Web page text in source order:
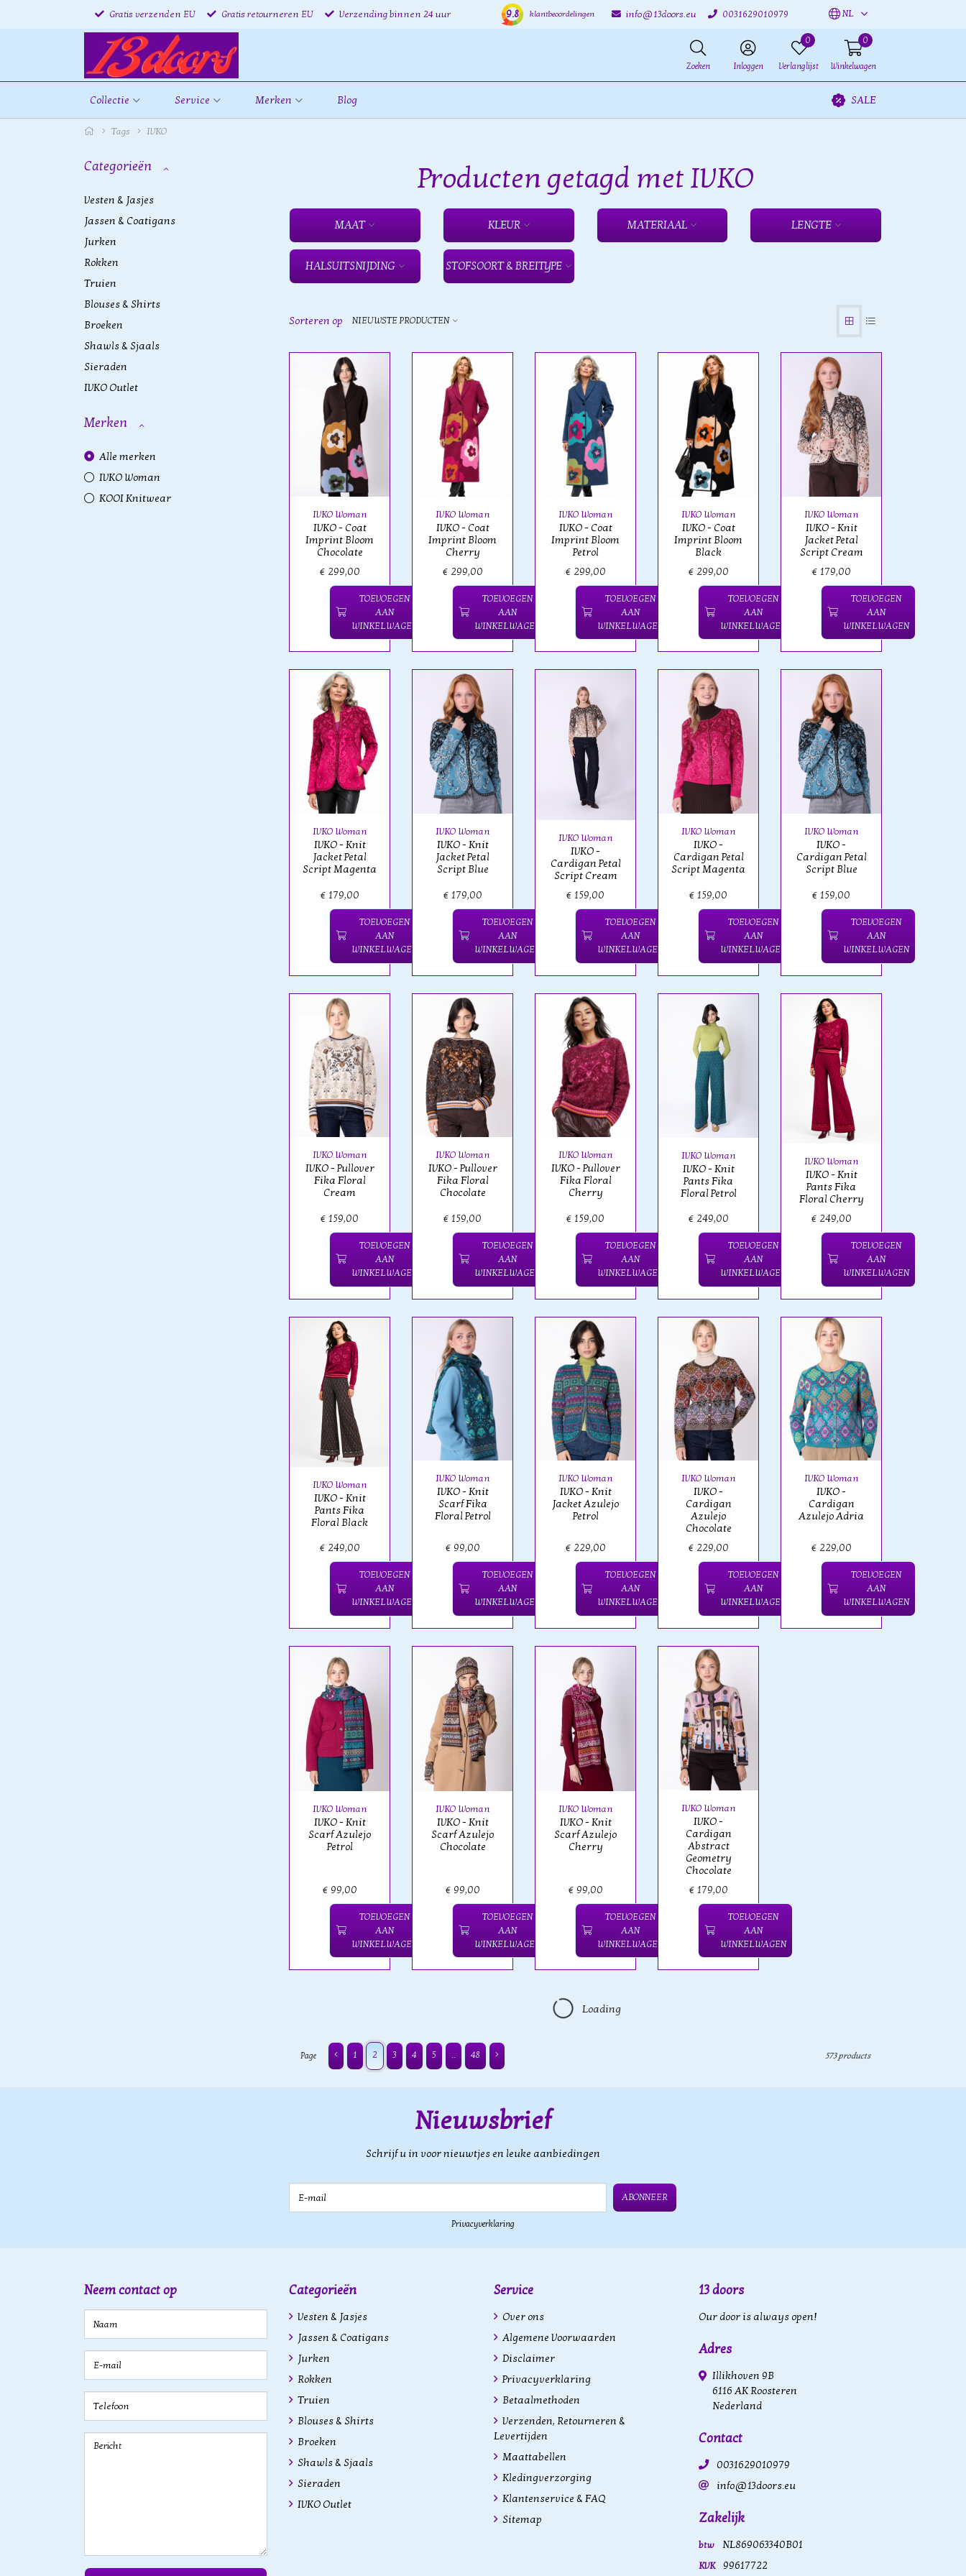
Gratis verzenden EU Gratis retourneren EU Verzending binnen 24 uur 9.8 klantbeoordelingen info@13doors.eu 0031629010979 NL
Zoeken Inloggen
0
Verlanglijst
0
Winkelwagen
Collectie Service Merken Blog SALE
Tags IVKO
Categorieën
Vesten & Jasjes
Jassen & Coatigans
Jurken
Rokken
Truien
Blouses & Shirts
Broeken
Shawls & Sjaals
Sieraden
IVKO Outlet
Merken
Alle merken
IVKO Woman
KOOI Knitwear
Producten getagd met IVKO
MAAT KLEUR MATERIAAL LENGTE
HALSUITSNIJDING STOFSOORT & BREITYPE
Sorteren op NIEUWSTE PRODUCTEN
IVKO Woman
IVKO - Coat
Imprint Bloom
Chocolate
€ 299,00
TOEVOEGEN
AAN
WINKELWAGEN
IVKO Woman
IVKO - Coat
Imprint Bloom
Cherry
€ 299,00
TOEVOEGEN
AAN
WINKELWAGEN
IVKO Woman
IVKO - Coat
Imprint Bloom
Petrol
€ 299,00
TOEVOEGEN
AAN
WINKELWAGEN
IVKO Woman
IVKO - Coat
Imprint Bloom
Black
€ 299,00
TOEVOEGEN
AAN
WINKELWAGEN
IVKO Woman
IVKO - Knit
Jacket Petal
Script Cream
€ 179,00
TOEVOEGEN
AAN
WINKELWAGEN
IVKO Woman
IVKO - Knit
Jacket Petal
Script Magenta
€ 179,00
TOEVOEGEN
AAN
WINKELWAGEN
IVKO Woman
IVKO - Knit
Jacket Petal
Script Blue
€ 179,00
TOEVOEGEN
AAN
WINKELWAGEN
IVKO Woman
IVKO -
Cardigan Petal
Script Cream
€ 159,00
TOEVOEGEN
AAN
WINKELWAGEN
IVKO Woman
IVKO -
Cardigan Petal
Script Magenta
€ 159,00
TOEVOEGEN
AAN
WINKELWAGEN
IVKO Woman
IVKO -
Cardigan Petal
Script Blue
€ 159,00
TOEVOEGEN
AAN
WINKELWAGEN
IVKO Woman
IVKO - Pullover
Fika Floral
Cream
€ 159,00
TOEVOEGEN
AAN
WINKELWAGEN
IVKO Woman
IVKO - Pullover
Fika Floral
Chocolate
€ 159,00
TOEVOEGEN
AAN
WINKELWAGEN
IVKO Woman
IVKO - Pullover
Fika Floral
Cherry
€ 159,00
TOEVOEGEN
AAN
WINKELWAGEN
IVKO Woman
IVKO - Knit
Pants Fika
Floral Petrol
€ 249,00
TOEVOEGEN
AAN
WINKELWAGEN
IVKO Woman
IVKO - Knit
Pants Fika
Floral Cherry
€ 249,00
TOEVOEGEN
AAN
WINKELWAGEN
IVKO Woman
IVKO - Knit
Pants Fika
Floral Black
€ 249,00
TOEVOEGEN
AAN
WINKELWAGEN
IVKO Woman
IVKO - Knit
Scarf Fika
Floral Petrol
€ 99,00
TOEVOEGEN
AAN
WINKELWAGEN
IVKO Woman
IVKO - Knit
Jacket Azulejo
Petrol
€ 229,00
TOEVOEGEN
AAN
WINKELWAGEN
IVKO Woman
IVKO -
Cardigan
Azulejo
Chocolate
€ 229,00
TOEVOEGEN
AAN
WINKELWAGEN
IVKO Woman
IVKO -
Cardigan
Azulejo Adria
€ 229,00
TOEVOEGEN
AAN
WINKELWAGEN
IVKO Woman
IVKO - Knit
Scarf Azulejo
Petrol
€ 99,00
TOEVOEGEN
AAN
WINKELWAGEN
IVKO Woman
IVKO - Knit
Scarf Azulejo
Chocolate
€ 99,00
TOEVOEGEN
AAN
WINKELWAGEN
IVKO Woman
IVKO - Knit
Scarf Azulejo
Cherry
€ 99,00
TOEVOEGEN
AAN
WINKELWAGEN
IVKO Woman
IVKO -
Cardigan
Abstract
Geometry
Chocolate
€ 179,00
TOEVOEGEN
AAN
WINKELWAGEN
Loading
Page 1 2 3 4 5 .. 48 573 products
Nieuwsbrief
Schrijf u in voor nieuwtjes en leuke aanbiedingen
E-mail
ABONNEER
Privacyverklaring
Neem contact op Categorieën
Vesten & Jasjes
Jassen & Coatigans
Jurken
Rokken
Truien
Blouses & Shirts
Broeken
Shawls & Sjaals
Sieraden
IVKO Outlet
Service
Over ons
Algemene Voorwaarden
Disclaimer
Privacyverklaring
Betaalmethoden
Verzenden, Retourneren &
Levertijden
Maattabellen
Kledingverzorging
Klantenservice & FAQ
Sitemap
13 doors
Our door is always open!
Adres
Illikhoven 9B
6116 AK Roosteren
Nederland
Contact
0031629010979
info@13doors.eu
Zakelijk
btw NL869063340B01
KVK 99617722